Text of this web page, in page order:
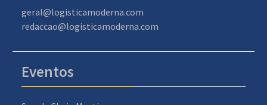
geral@logisticamoderna.com
redaccao@logisticamoderna.com
Eventos